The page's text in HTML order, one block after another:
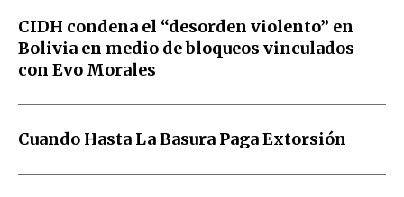
CIDH condena el “desorden violento” en
Bolivia en medio de bloqueos vinculados
con Evo Morales
Cuando Hasta La Basura Paga Extorsión